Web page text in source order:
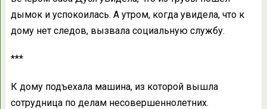
дымок и успокоилась. А утром, когда увидела, что к
дому нет следов, вызвала социальную службу.
***
К дому подъехала машина, из которой вышла
сотрудница по делам несовершеннолетних.